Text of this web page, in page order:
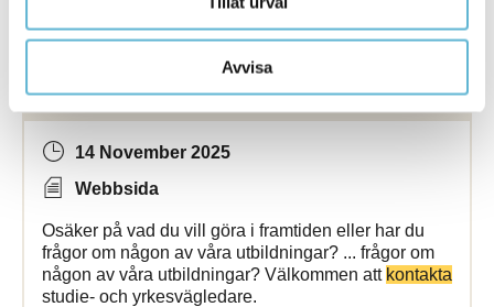
Avvisa
Studie- och yrkesvägledning
14 November 2025
Webbsida
Osäker på vad du vill göra i framtiden eller har du
frågor om någon av våra utbildningar? ... frågor om
någon av våra utbildningar? Välkommen att kontakta
studie- och yrkesvägledare.